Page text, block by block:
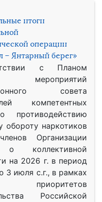
итоги
операции
– Янтарный берег»
с Планом
мероприятий
совета
компетентных
противодействию
обороту наркотиков
членов Организации
о коллективной
на 2026 г. в период
3 июля с.г., в рамках
приоритетов
Российской